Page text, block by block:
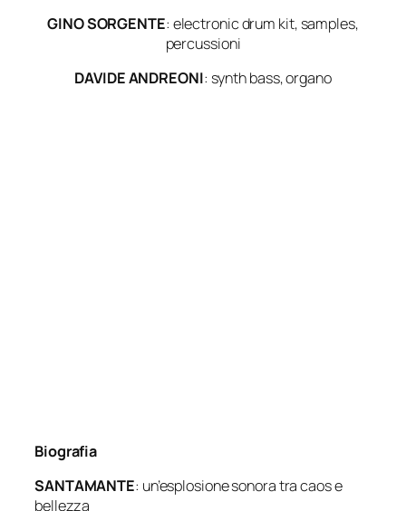
GINO SORGENTE: electronic drum kit, samples,
percussioni
DAVIDE ANDREONI: synth bass, organo
Biografia
SANTAMANTE: un’esplosione sonora tra caos e
bellezza